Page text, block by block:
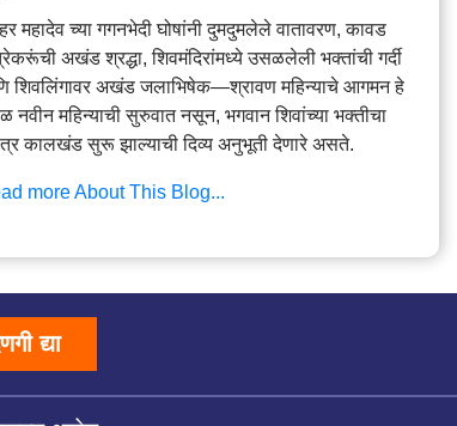
महादेव च्या गगनभेदी घोषांनी दुमदुमलेले वातावरण, कावड
अखंड श्रद्धा, शिवमंदिरांमध्ये उसळलेली भक्तांची गर्दी
शिवलिंगावर अखंड जलाभिषेक—श्रावण महिन्याचे आगमन हे
नवीन महिन्याची सुरुवात नसून, भगवान शिवांच्या भक्तीचा
कालखंड सुरू झाल्याची दिव्य अनुभूती देणारे असते.
more About This Blog...
द्या